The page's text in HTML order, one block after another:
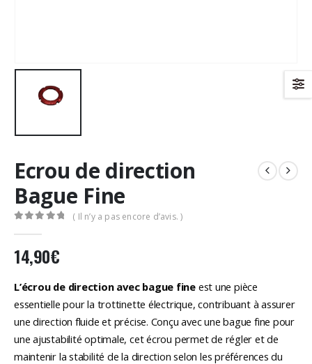
Ecrou de direction
Bague Fine
( Il n’y a pas encore d’avis. )
14,90€
L’écrou de direction avec bague fineest une pièce
essentielle pour la trottinette électrique, contribuant à assurer
une direction fluide et précise. Conçu avec une bague fine pour
une ajustabilité optimale, cet écrou permet de régler et de
maintenir la stabilité de la direction selon les préférences du